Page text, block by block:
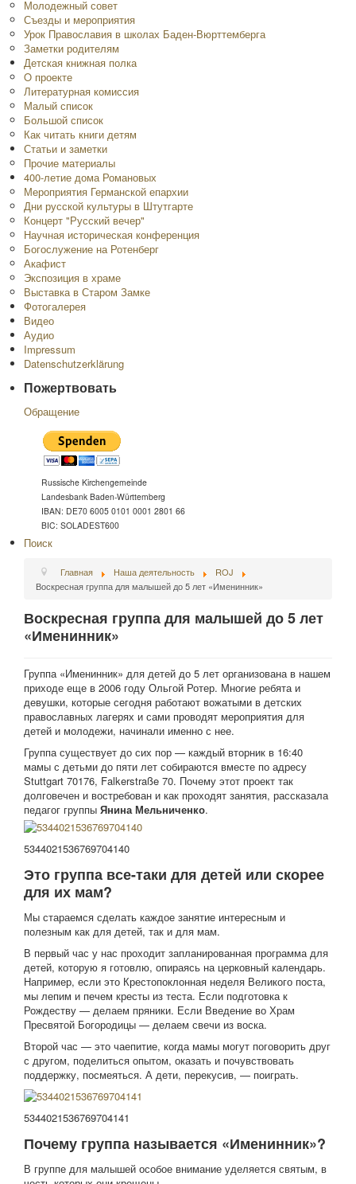
Молодежный совет
Съезды и мероприятия
Урок Православия в школах Баден-Вюрттемберга
Заметки родителям
Детская книжная полка
O проекте
Литературная комиссия
Малый список
Большой список
Как читать книги детям
Статьи и заметки
Прочие материалы
400-летие дома Романовых
Мероприятия Германской епархии
Дни русской культуры в Штутгарте
Концерт "Русский вечер"
Научная историческая конференция
Богослужение на Ротенберг
Акафист
Экспозиция в храме
Выставка в Старом Замке
Фотогалерея
Видео
Аудио
Impressum
Datenschutzerklärung
Пожертвовать
Обращение
Russische Kirchengemeinde
Landesbank Baden-Württemberg
IBAN: DE70 6005 0101 0001 2801 66
BIC: SOLADEST600
Поиск
Главная Наша деятельность
ROJ
Воскресная группа для малышей до 5 лет «Именинник»
Воскресная группа для малышей до 5 лет
«Именинник»
Группа «Именинник» для детей до 5 лет организована в нашем
приходе еще в 2006 году Ольгой Ротер. Многие ребята и
девушки, которые сегодня работают вожатыми в детских
православных лагерях и сами проводят мероприятия для
детей и молодежи, начинали именно с нее.
Группа существует до сих пор — каждый вторник в 16:40
мамы с детьми до пяти лет собираются вместе по адресу
Stuttgart 70176, Falkerstraße 70. Почему этот проект так
долговечен и востребован и как проходят занятия, рассказала
педагог группы Янина Мельниченко.
5344021536769704140
Это группа все-таки для детей или скорее
для их мам?
Мы стараемся сделать каждое занятие интересным и
полезным как для детей, так и для мам.
В первый час у нас проходит запланированная программа для
детей, которую я готовлю, опираясь на церковный календарь.
Например, если это Крестопоклонная неделя Великого поста,
мы лепим и печем кресты из теста. Если подготовка к
Рождеству — делаем пряники. Если Введение во Храм
Пресвятой Богородицы — делаем свечи из воска.
Второй час — это чаепитие, когда мамы могут поговорить друг
с другом, поделиться опытом, оказать и почувствовать
поддержку, посмеяться. А дети, перекусив, — поиграть.
5344021536769704141
Почему группа называется «Именинник»?
В группе для малышей особое внимание уделяется святым, в